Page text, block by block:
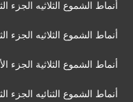
أنماط الشموع الثلاثيه الجزء
أنماط الشموع الثلاثيه الجزء
أنماط الشموع الثلاثية الجزء
أنماط الشموع الثنائيه الجزء